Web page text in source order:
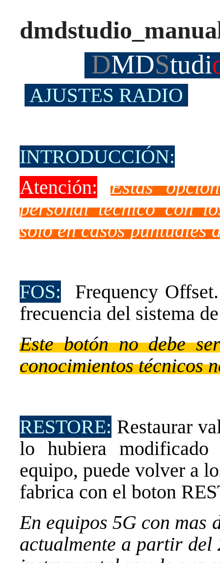
DMDStudi
AJUSTES RADIO
INTRODUCCIÓN:
Atención:
Estas
personal técnico con
sólo en casos puntuales
FOS: Frequency
frecuencia del sistema
Este botón no debe
conocimientos técnicos
RESTORE: Restaurar
lo hubiera
equipo, puede volver a
fabrica con el boton
En equipos 5G con mas
actualmente a partir del